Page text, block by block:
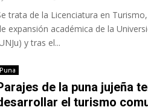
trata de la Licenciatura en
expansión académica de la
y tras el...
Puna
de la puna jujeña
el turismo